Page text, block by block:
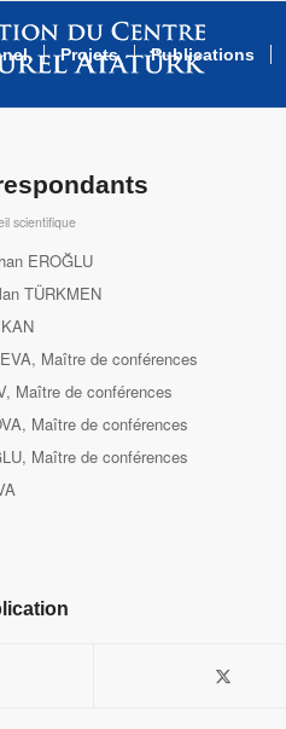
Projets Publications
scientifique
EROĞLU
TÜRKMEN
Maître de conférences
Maître de conférences
Maître de conférences
Maître de conférences